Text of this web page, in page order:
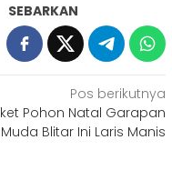
SEBARKAN
Pos berikutnya
Pohon Natal Garapan
Blitar Ini Laris Manis